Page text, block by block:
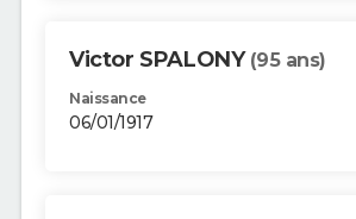
Victor SPALONY (95 ans)
Naissance
06/01/1917